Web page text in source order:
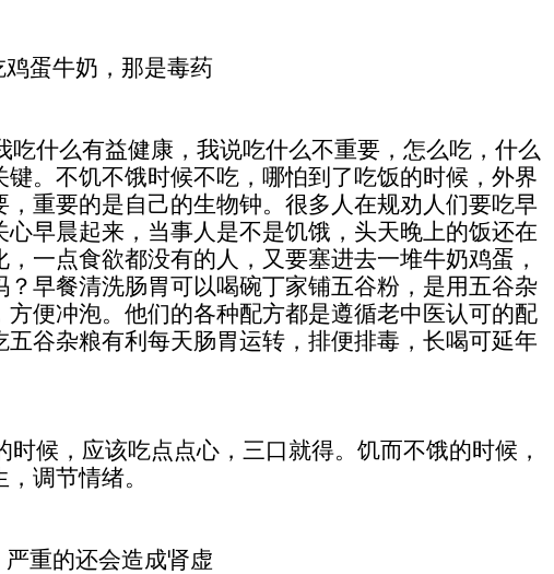
蛋牛奶，那是毒药
什么有益健康，我说吃什么不重要，怎么吃，什么
键。不饥不饿时候不吃，哪怕到了吃饭的时候，外界
，重要的是自己的生物钟。很多人在规劝人们要吃早
心早晨起来，当事人是不是饥饿，头天晚上的饭还在
，一点食欲都没有的人，又要塞进去一堆牛奶鸡蛋，
？早餐清洗肠胃可以喝碗丁家铺五谷粉，是用五谷杂
方便冲泡。他们的各种配方都是遵循老中医认可的配
五谷杂粮有利每天肠胃运转，排便排毒，长喝可延年
候，应该吃点点心，三口就得。饥而不饿的时候，
调节情绪。
重的还会造成肾虚